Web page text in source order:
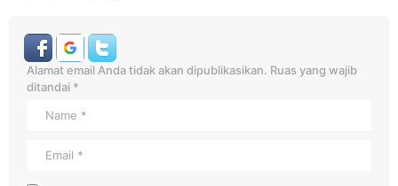
Alamat email Anda tidak akan dipublikasikan. Ruas yang wajib
ditandai *